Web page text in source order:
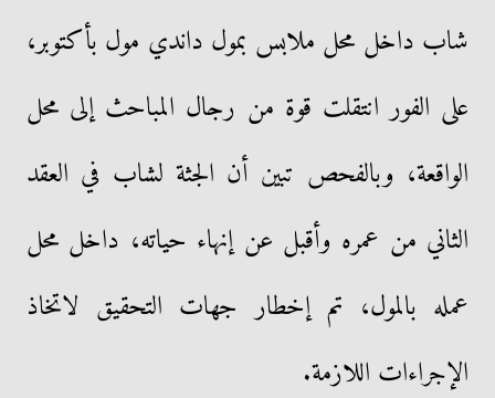
شاب داخل محل ملابس بمول داندي مول بأكتوبر،
على الفور انتقلت قوة من رجال المباحث إلى محل
الواقعة، وبالفحص تبين أن الجثة لشاب في العقد
الثاني من عمره وأقبل عن إنهاء حياته، داخل محل
عمله بالمول، تم إخطار جهات التحقيق لاتخاذ
الإجراءات اللازمة.